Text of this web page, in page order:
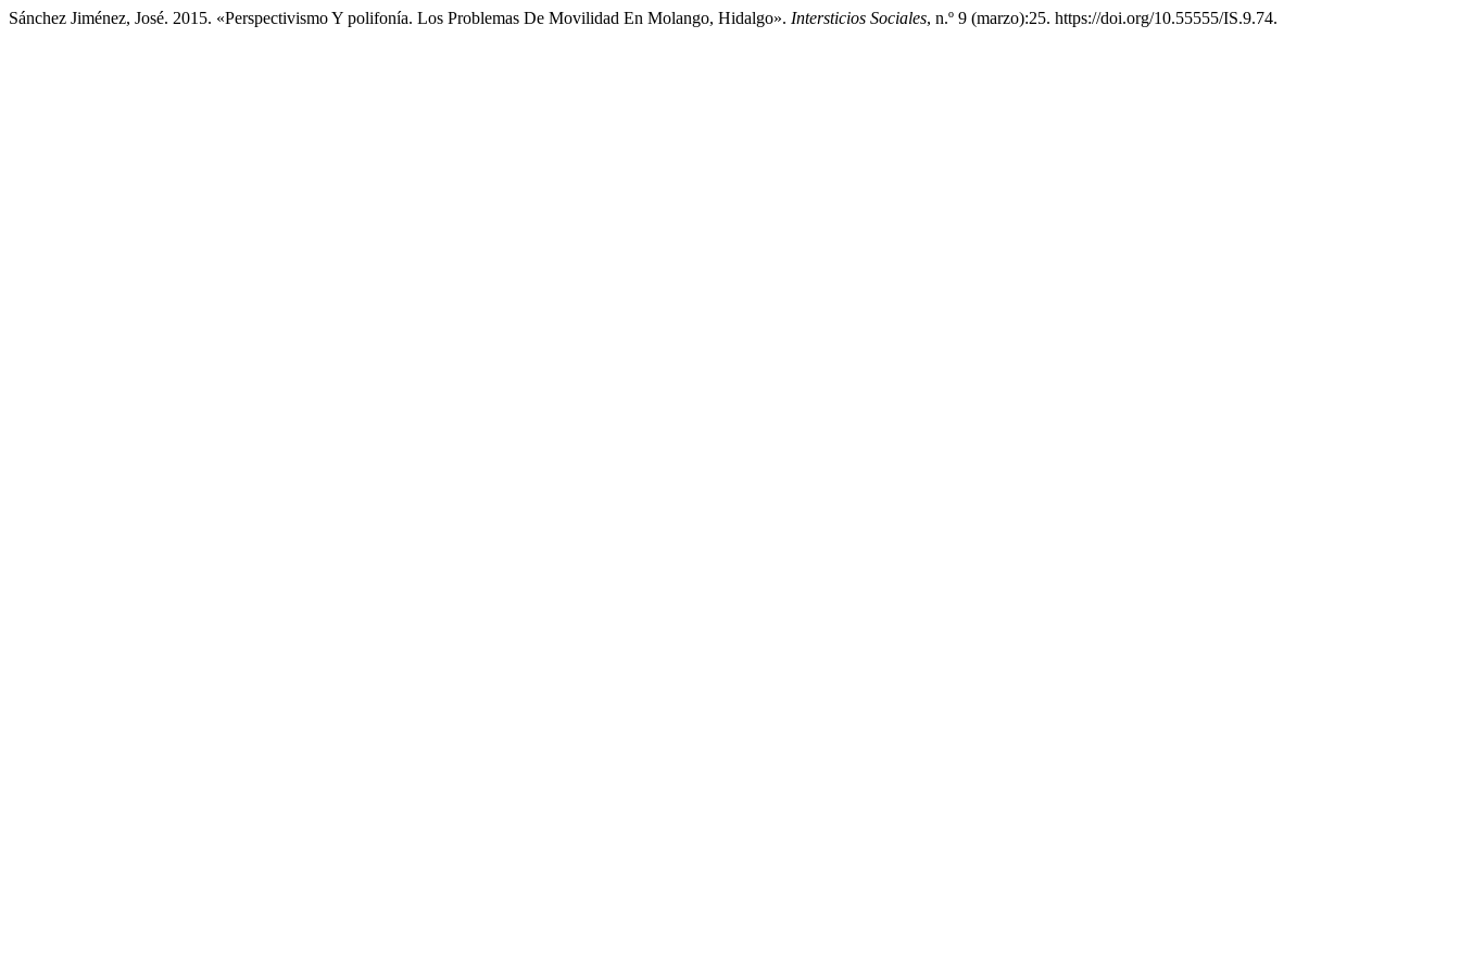
Sánchez Jiménez, José. 2015. «Perspectivismo Y polifonía. Los Problemas De Movilidad En Molango, Hidalgo». Intersticios Sociales, n.º 9 (marzo):25. https://doi.org/10.55555/IS.9.74.